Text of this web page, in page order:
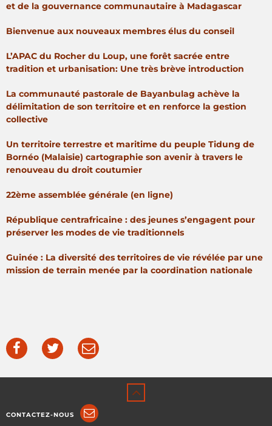
et de la gouvernance communautaire à Madagascar
Bienvenue aux nouveaux membres élus du conseil
L’APAC du Rocher du Loup, une forêt sacrée entre
tradition et urbanisation: Une très brève introduction
La communauté pastorale de Bayanbulag achève la
délimitation de son territoire et en renforce la gestion
collective
Un territoire terrestre et maritime du peuple Tidung de
Bornéo (Malaisie) cartographie son avenir à travers le
renouveau du droit coutumier
22ème assemblée générale (en ligne)
République centrafricaine : des jeunes s’engagent pour
préserver les modes de vie traditionnels
Guinée : La diversité des territoires de vie révélée par une
mission de terrain menée par la coordination nationale
CONTACTEZ-NOUS